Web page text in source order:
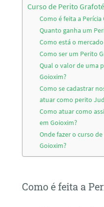
Curso de Perito
Como é feita a Perícia
Quanto ganha um
Como está o
Como ser um Perito
Qual o valor de uma
Goioxim?
Como se cadastrar
atuar como perito
Como atuar como
em Goioxim?
Onde fazer o curso
Goioxim?
Como é feita a